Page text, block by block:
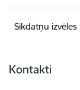
Sīkdatņu izvēles
Kontakti